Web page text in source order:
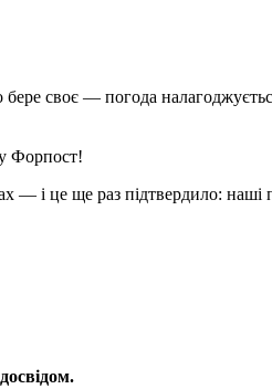
своє — погода
Форпост!
— і це ще раз підтвердило: